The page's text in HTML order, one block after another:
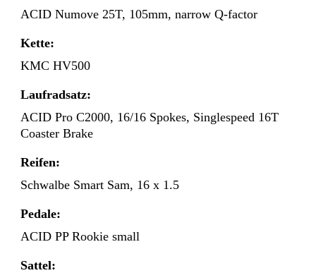
ACID Numove 25T, 105mm, narrow Q-factor
Kette:
KMC HV500
Laufradsatz:
ACID Pro C2000, 16/16 Spokes, Singlespeed 16T
Coaster Brake
Reifen:
Schwalbe Smart Sam, 16 x 1.5
Pedale:
ACID PP Rookie small
Sattel: